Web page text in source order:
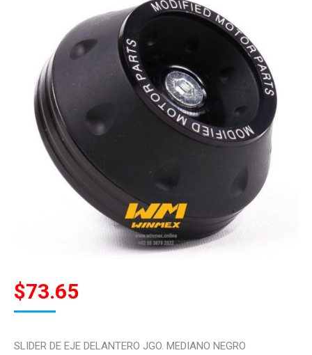
$73.65
SLIDER DE EJE DELANTERO JGO. MEDIANO NEGRO